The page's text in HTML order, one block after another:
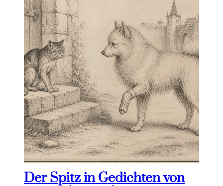
Der Spitz in Gedichten von